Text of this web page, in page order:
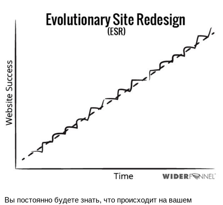
Вы постоянно будете знать, что происходит на вашем